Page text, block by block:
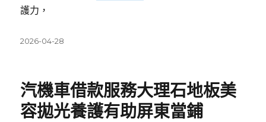
護力，
發
2026-04-28
汽機車借款服務大理石地板美
容拋光養護有助屏東當鋪